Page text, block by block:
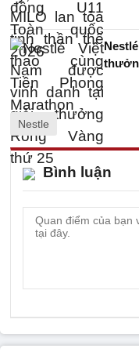
Nestle
Bình luận